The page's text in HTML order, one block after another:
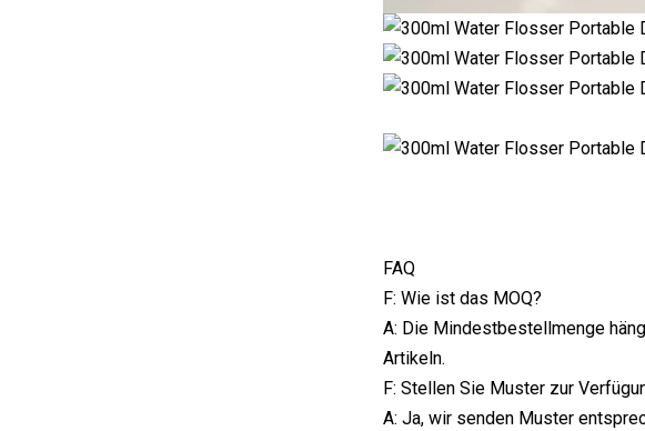
FAQ
F: Wie ist das MOQ?
A: Die Mindestbestellmenge
Artikeln.
F: Stellen Sie Muster zur
A: Ja, wir senden Muster